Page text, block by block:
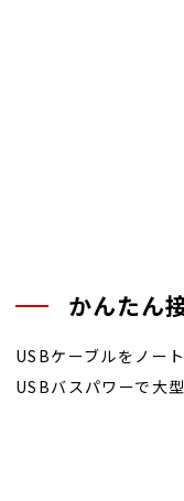
かんたん
USBケーブルをノー
USBバスパワーで大